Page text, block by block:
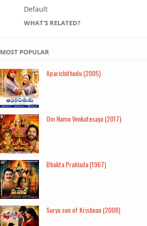
Default
WHAT'S RELATED?
MOST POPULAR
Aparichithudu (2005)
Om Namo Venkatesaya (2017)
Bhakta Prahlada (1967)
Surya son of Krishnan (2008)